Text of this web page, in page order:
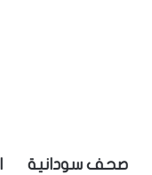
صحف سودانية